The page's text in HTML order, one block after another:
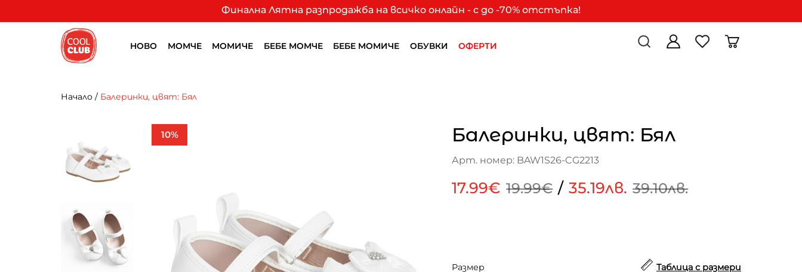
Финална Лятна разпродажба на всичко онлайн - с до -70% отстъпка!
НОВО МОМЧЕ МОМИЧЕ БЕБЕ МОМЧЕ БЕБЕ МОМИЧЕ ОБУВКИ ОФЕРТИ
Начало / Балеринки, цвят: Бял
10% Балеринки, цвят: Бял
Арт. номер: BAW1S26-CG2213
17.99€ 19.99€ / 35.19лв. 39.10лв.
Размер Таблица с размери